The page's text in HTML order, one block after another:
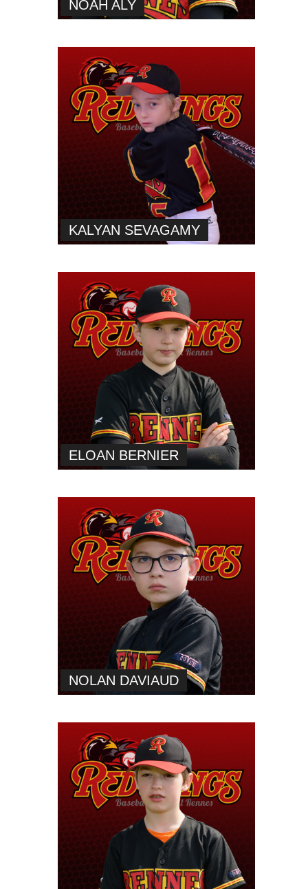
NOAH ALY
KALYAN SEVAGAMY
ELOAN BERNIER
NOLAN DAVIAUD